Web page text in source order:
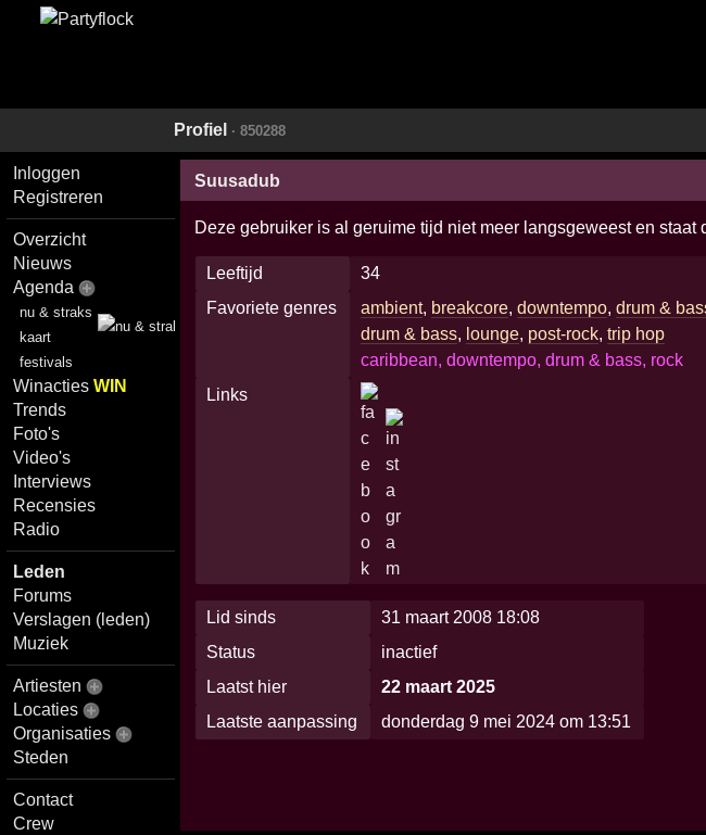
Profiel · 850288
Inloggen
Registreren
Overzicht
Nieuws
Agenda
nu & straks
kaart
festivals
WinactiesWIN
Trends
Foto's
Video's
Interviews
Recensies
Radio
Leden
Forums
Verslagen (leden)
Muziek
Artiesten
Locaties
Organisaties
Steden
Contact
Crew
Suusadub
Deze gebruiker is al geruime tijd niet meer langsgeweest en staat
Leeftijd
34
Favoriete genres
ambient, breakcore,downtempo,drum &
drum & bass, lounge, post-rock,trip hop
caribbean, downtempo, drum & bass, rock
Links
Lid sinds
31 maart 2008 18:08
Status
inactief
Laatst hier
22 maart 2025
Laatste aanpassing
donderdag 9 mei 2024 om 13:51